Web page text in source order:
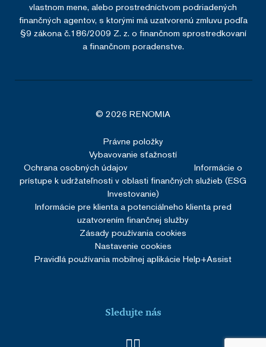
vlastnom mene, alebo prostredníctvom podriadených
finančných agentov, s ktorými má uzatvorenú zmluvu podľa
§9 zákona č.186/2009 Z. z. o finančnom sprostredkovaní
a finančnom poradenstve.
© 2026 RENOMIA
Právne položky
Vybavovanie sťažností
Ochrana osobných údajov
Informácie o
prístupe k udržateľnosti v oblasti finančných služieb (ESG
Investovanie)
Informácie pre klienta a potenciálneho klienta pred
uzatvorením finančnej služby
Zásady používania cookies
Nastavenie cookies
Pravidlá používania mobilnej aplikácie Help+Assist
Sledujte nás